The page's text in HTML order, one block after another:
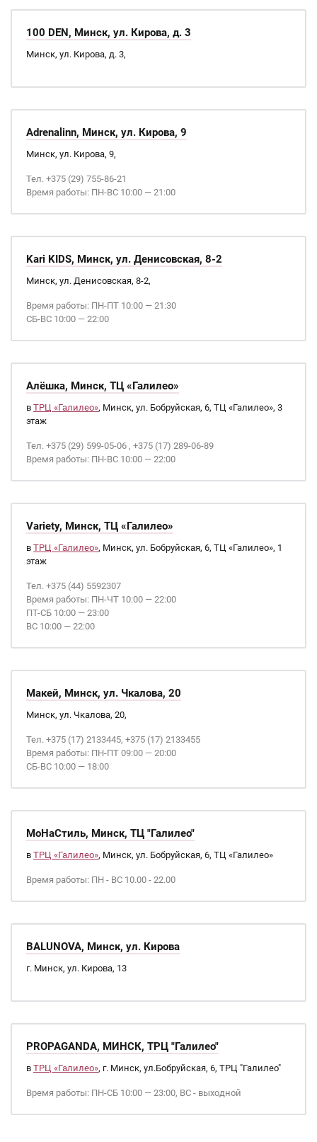
100 DEN, Минск, ул. Кирова, д. 3
Минск, ул. Кирова, д. 3,
Adrenalinn, Минск, ул. Кирова, 9
Минск, ул. Кирова, 9,
Тел. +375 (29) 755-86-21
Время работы: ПН-ВС 10:00 — 21:00
Kari KIDS, Минск, ул. Денисовская, 8-2
Минск, ул. Денисовская, 8-2,
Время работы: ПН-ПТ 10:00 — 21:30
СБ-ВС 10:00 — 22:00
Алёшка, Минск, ТЦ «Галилео»
в ТРЦ «Галилео», Минск, ул. Бобруйская, 6, ТЦ «Галилео», 3
этаж
Тел. +375 (29) 599-05-06 , +375 (17) 289-06-89
Время работы: ПН-ВС 10:00 — 22:00
Variety, Минск, ТЦ «Галилео»
в ТРЦ «Галилео», Минск, ул. Бобруйская, 6, ТЦ «Галилео», 1
этаж
Тел. +375 (44) 5592307
Время работы: ПН-ЧТ 10:00 — 22:00
ПТ-СБ 10:00 — 23:00
ВС 10:00 — 22:00
Макей, Минск, ул. Чкалова, 20
Минск, ул. Чкалова, 20,
Тел. +375 (17) 2133445, +375 (17) 2133455
Время работы: ПН-ПТ 09:00 — 20:00
СБ-ВС 10:00 — 18:00
МоНаСтиль, Минск, ТЦ "Галилео"
в ТРЦ «Галилео», Минск, ул. Бобруйская, 6, ТЦ «Галилео»
Время работы: ПН - ВС 10.00 - 22.00
BALUNOVA, Минск, ул. Кирова
г. Минск, ул. Кирова, 13
PROPAGANDA, МИНСК, ТРЦ "Галилео"
в ТРЦ «Галилео», г. Минск, ул.Бобруйская, 6, ТРЦ "Галилео"
Время работы: ПН-СБ 10:00 — 23:00, ВС - выходной